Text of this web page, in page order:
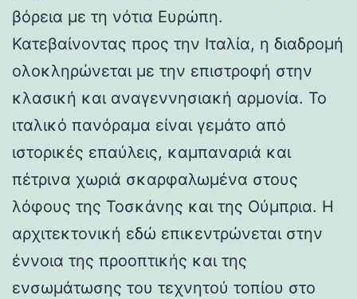
βόρεια με τη νότια Ευρώπη.
Κατεβαίνοντας προς την Ιταλία, η διαδρομή
ολοκληρώνεται με την επιστροφή στην
κλασική και αναγεννησιακή αρμονία. Το
ιταλικό πανόραμα είναι γεμάτο από
ιστορικές επαύλεις, καμπαναριά και
πέτρινα χωριά σκαρφαλωμένα στους
λόφους της Τοσκάνης και της Ούμπρια. Η
αρχιτεκτονική εδώ επικεντρώνεται στην
έννοια της προοπτικής και της
ενσωμάτωσης του τεχνητού τοπίου στο